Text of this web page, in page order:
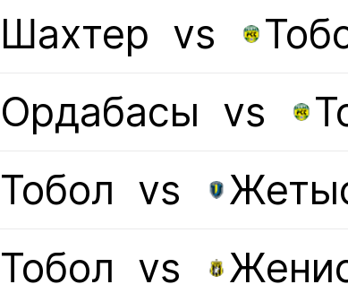
Шахтер vs
Ордабасы vs
Тобол vs
Тобол vs